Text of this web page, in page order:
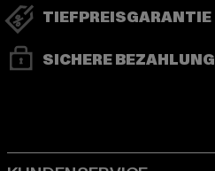
TIEFPREISGARANTIE
SICHERE BEZAHLUNG